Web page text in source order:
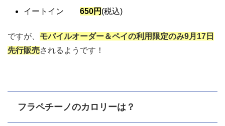
イートイン 650円 (税込)
ですが、 モバイルオーダー＆ペイの利用限定のみ9月17日
先行販売されるようです！
フラペチーノのカロリーは？